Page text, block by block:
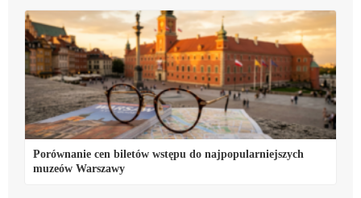
Porównanie cen biletów wstępu do najpopularniejszych
muzeów Warszawy